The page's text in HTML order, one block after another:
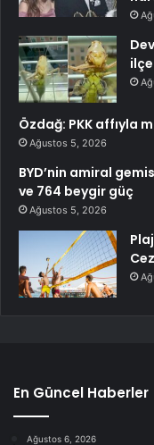
Özdağ: PKK affıyla
Ağustos 5, 2026
BYD’nin amiral
ve 764 beygir güç
Ağustos 5, 2026
En Güncel Haberler
Ağustos 6, 2026